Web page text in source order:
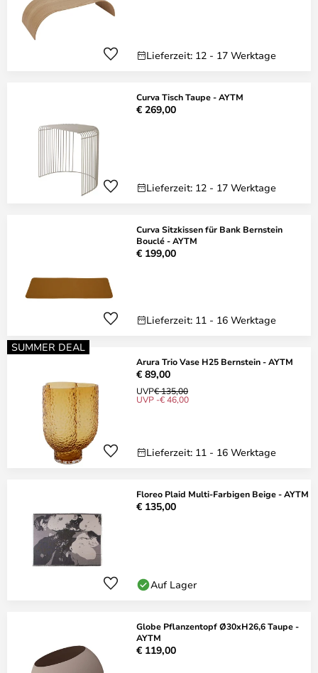
Lieferzeit: 12 - 17 Werktage
Curva Tisch Taupe - AYTM
€ 269,00
Lieferzeit: 12 - 17 Werktage
Curva Sitzkissen für Bank Bernstein
Bouclé - AYTM
€ 199,00
Lieferzeit: 11 - 16 Werktage
SUMMER DEAL
Arura Trio Vase H25 Bernstein - AYTM
€ 89,00
UVP€ 135,00
UVP -€ 46,00
Lieferzeit: 11 - 16 Werktage
Floreo Plaid Multi-Farbigen Beige - AYTM
€ 135,00
Auf Lager
Globe Pflanzentopf Ø30xH26,6 Taupe -
AYTM
€ 119,00